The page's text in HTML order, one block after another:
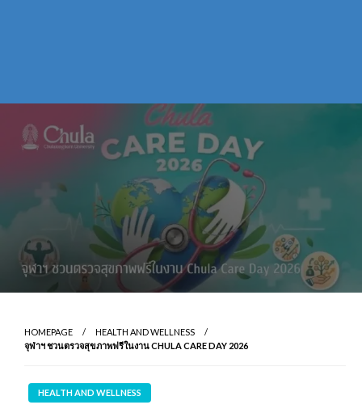
HOMEPAGE
HEALTH AND WELLNESS
จุฬาฯ ชวนตรวจสุขภาพฟรีในงาน CHULA CARE DAY 2026
HEALTH AND WELLNESS